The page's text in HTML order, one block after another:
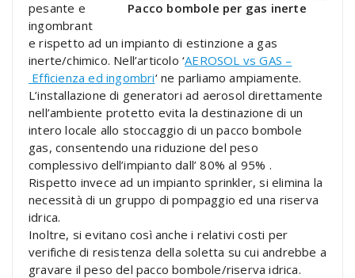
Pacco bombole per gas inerte
pesante e
ingombrant
e rispetto ad un impianto di estinzione a gas
inerte/chimico. Nell’articolo ‘AEROSOL vs GAS –
Efficienza ed ingombri‘ ne parliamo ampiamente.
L’installazione di generatori ad aerosol direttamente
nell’ambiente protetto evita la destinazione di un
intero locale allo stoccaggio di un pacco bombole
gas, consentendo una riduzione del peso
complessivo dell’impianto dall’ 80% al 95% .
Rispetto invece ad un impianto sprinkler, si elimina la
necessità di un gruppo di pompaggio ed una riserva
idrica.
Inoltre, si evitano così anche i relativi costi per
verifiche di resistenza della soletta su cui andrebbe a
gravare il peso del pacco bombole/riserva idrica.